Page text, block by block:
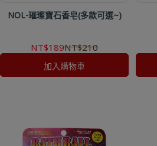
NOL-璀璨寶石香皂(多款可選~)
NT$189NT$210
加入購物車